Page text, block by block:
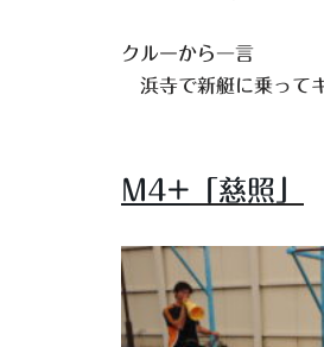
クルーから一言
浜寺で新艇に乗って
M4+ 「慈照」